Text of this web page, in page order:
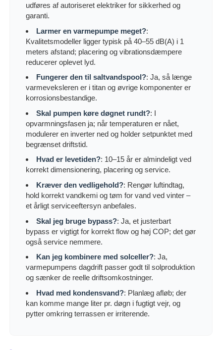
udføres af autoriseret elektriker for sikkerhed og
garanti.
Larmer en varmepumpe meget?:
Kvalitetsmodeller ligger typisk på 40–55 dB(A) i 1
meters afstand; placering og vibrationsdæmpere
reducerer oplevet lyd.
Fungerer den til saltvandspool?: Ja, så længe
varmeveksleren er i titan og øvrige komponenter er
korrosionsbestandige.
Skal pumpen køre døgnet rundt?: I
opvarmningsfasen ja; når temperaturen er nået,
modulerer en inverter ned og holder setpunktet med
begrænset driftstid.
Hvad er levetiden?: 10–15 år er almindeligt ved
korrekt dimensionering, placering og service.
Kræver den vedligehold?: Rengør luftindtag,
hold korrekt vandkemi og tøm for vand ved vinter –
et årligt serviceeftersyn anbefales.
Skal jeg bruge bypass?: Ja, et justerbart
bypass er vigtigt for korrekt flow og høj COP; det gør
også service nemmere.
Kan jeg kombinere med solceller?: Ja,
varmepumpens dagdrift passer godt til solproduktion
og sænker de reelle driftsomkostninger.
Hvad med kondensvand?: Planlæg afløb; der
kan komme mange liter pr. døgn i fugtigt vejr, og
pytter omkring terrassen er irriterende.